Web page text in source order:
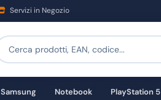
Servizi in Negozio
Samsung Notebook PlayStation 5